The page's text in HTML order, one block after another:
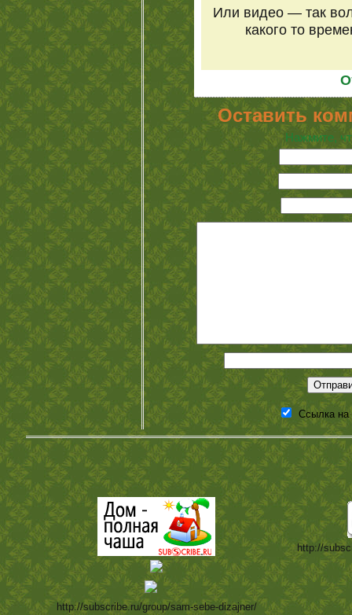
Или видео — так
какого то
Оставить
Нажмите,
Ссылка
http://subscribe.ru/group/sam-sebe-dizajner/
http://